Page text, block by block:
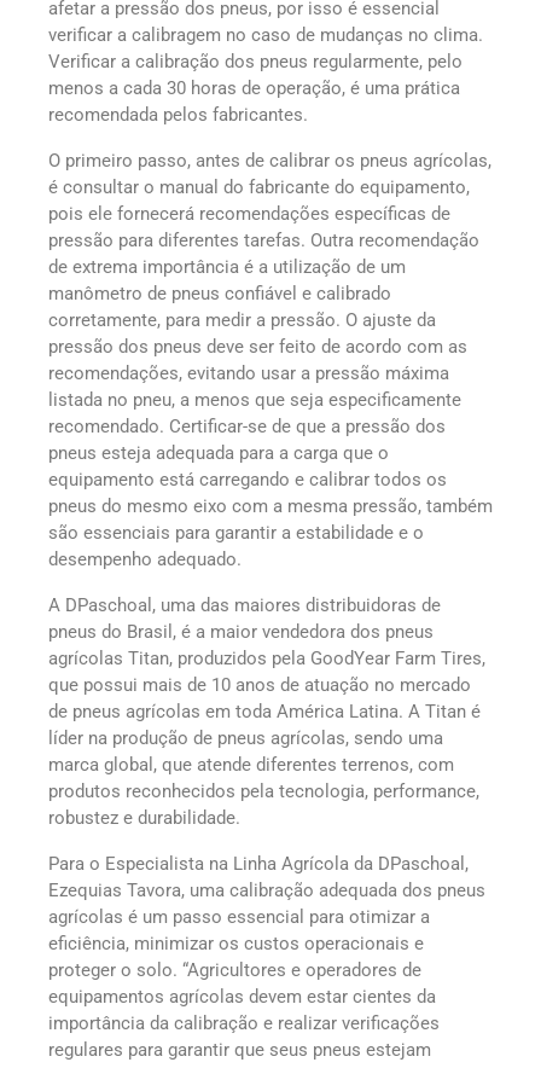
afetar a pressão dos pneus, por isso é essencial
verificar a calibragem no caso de mudanças no clima.
Verificar a calibração dos pneus regularmente, pelo
menos a cada 30 horas de operação, é uma prática
recomendada pelos fabricantes.
O primeiro passo, antes de calibrar os pneus agrícolas,
é consultar o manual do fabricante do equipamento,
pois ele fornecerá recomendações específicas de
pressão para diferentes tarefas. Outra recomendação
de extrema importância é a utilização de um
manômetro de pneus confiável e calibrado
corretamente, para medir a pressão. O ajuste da
pressão dos pneus deve ser feito de acordo com as
recomendações, evitando usar a pressão máxima
listada no pneu, a menos que seja especificamente
recomendado. Certificar-se de que a pressão dos
pneus esteja adequada para a carga que o
equipamento está carregando e calibrar todos os
pneus do mesmo eixo com a mesma pressão, também
são essenciais para garantir a estabilidade e o
desempenho adequado.
A DPaschoal, uma das maiores distribuidoras de
pneus do Brasil, é a maior vendedora dos pneus
agrícolas Titan, produzidos pela GoodYear Farm Tires,
que possui mais de 10 anos de atuação no mercado
de pneus agrícolas em toda América Latina. A Titan é
líder na produção de pneus agrícolas, sendo uma
marca global, que atende diferentes terrenos, com
produtos reconhecidos pela tecnologia, performance,
robustez e durabilidade.
Para o Especialista na Linha Agrícola da DPaschoal,
Ezequias Tavora, uma calibração adequada dos pneus
agrícolas é um passo essencial para otimizar a
eficiência, minimizar os custos operacionais e
proteger o solo. “Agricultores e operadores de
equipamentos agrícolas devem estar cientes da
importância da calibração e realizar verificações
regulares para garantir que seus pneus estejam